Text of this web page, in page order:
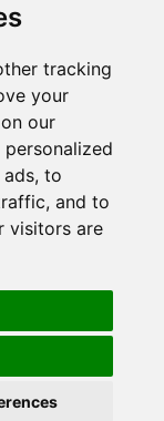
tracking
your
our
to
and to
visitors are
Và
Máy
Áp
Tĩnh
Tin Tài
Sản
với chúng tôi
cả quyền được